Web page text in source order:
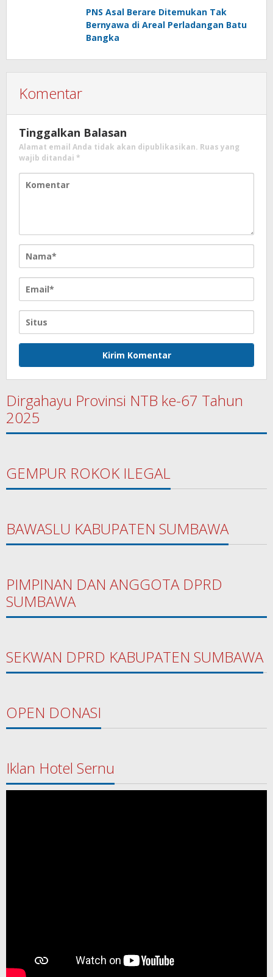
PNS Asal Berare Ditemukan Tak
Bernyawa di Areal Perladangan Batu
Bangka
Komentar
Tinggalkan Balasan
Alamat email Anda tidak akan dipublikasikan. Ruas yang
wajib ditandai *
Dirgahayu Provinsi NTB ke-67 Tahun
2025
GEMPUR ROKOK ILEGAL
BAWASLU KABUPATEN SUMBAWA
PIMPINAN DAN ANGGOTA DPRD
SUMBAWA
SEKWAN DPRD KABUPATEN SUMBAWA
OPEN DONASI
Iklan Hotel Sernu